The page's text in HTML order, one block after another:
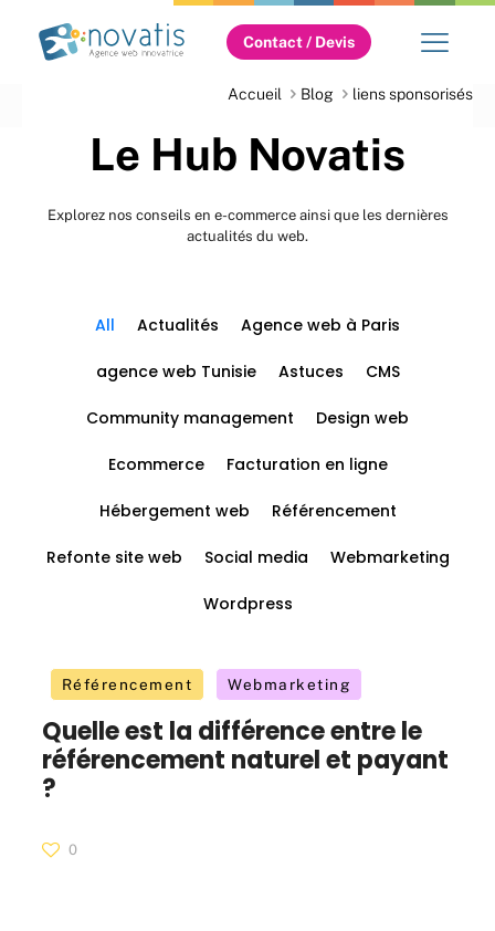
Contact / Devis
Accueil Blog liens sponsorisés
Le Hub Novatis
Explorez nos conseils en e-commerce ainsi que les dernières
actualités du web.
All Actualités Agence web à Paris
agence web Tunisie Astuces CMS
Community management Design web
Ecommerce Facturation en ligne
Hébergement web Référencement
Refonte site web Social media Webmarketing
Wordpress
Référencement Webmarketing
Quelle est la différence entre le
référencement naturel et payant
?
0